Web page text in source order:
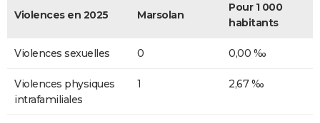
Violences en 2025 Marsolan
Pour 1 000
habitants
Violences sexuelles 0 0,00 ‰
Violences physiques
intrafamiliales
1 2,67 ‰